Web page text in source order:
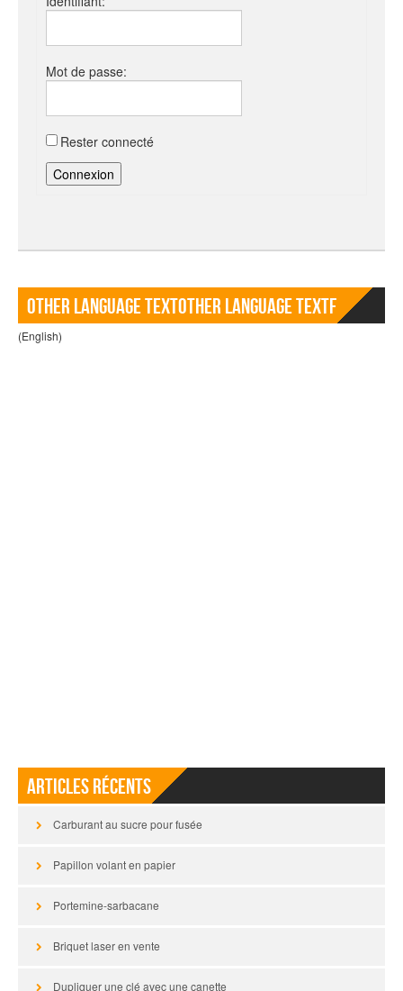
Mot de passe:
Rester connecté
Connexion
Other language TextOther language Textf
(English)
Articles récents
Carburant au sucre pour fusée
Papillon volant en papier
Portemine-sarbacane
Briquet laser en vente
Dupliquer une clé avec une canette